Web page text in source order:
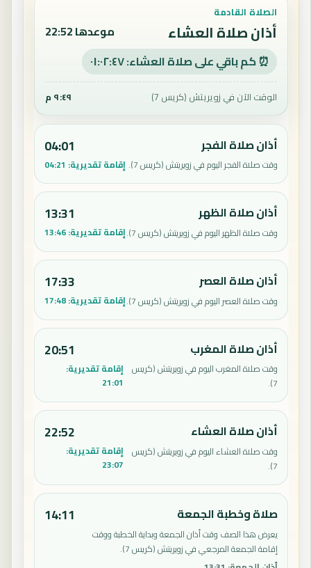
الصلاة القادمة
أذان صلاة العشاء موعدها 22:52
⏰ كم باقي على صلاة العشاء: ٠١:٠٢:٤٦
الوقت الآن في زويريتش (كريس 7) ٩:٤٩ م
أذان صلاة الفجر
وقت صلاة الفجر اليوم في زويريتش (كريس 7).
04:01
إقامة تقديرية: 04:21
أذان صلاة الظهر
وقت صلاة الظهر اليوم في زويريتش (كريس 7).
13:31
إقامة تقديرية:13:46
أذان صلاة العصر
وقت صلاة العصر اليوم في زويريتش (كريس 7).
17:33
إقامة تقديرية:17:48
أذان صلاة المغرب
وقت صلاة المغرب اليوم في زويريتش (كريس
7).
20:51
إقامة تقديرية:
21:01
أذان صلاة العشاء
وقت صلاة العشاء اليوم في زويريتش (كريس
7).
22:52
إقامة تقديرية:
23:07
صلاة وخطبة الجمعة
يعرض هذا الصف وقت أذان الجمعة وبداية الخطبة ووقت
إقامة الجمعة المرجعي في زويريتش (كريس 7).
14:11